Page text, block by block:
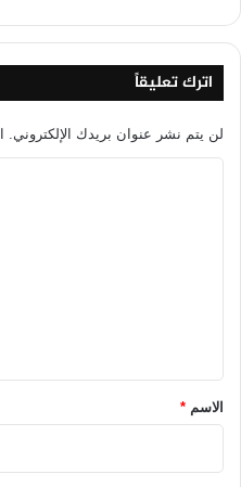
اترك تعليقاً
لن يتم نشر عنوان بريدك الإلكتروني.
*الاسم *